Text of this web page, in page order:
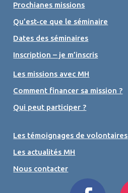
Prochianes missions
Qu’est-ce que le séminaire
Dates des séminaires
Inscription – je m’inscris
Les missions avec MH
Comment financer sa mission ?
Qui peut participer ?
Les témoignages de volontaires
Les actualités MH
Nous contacter